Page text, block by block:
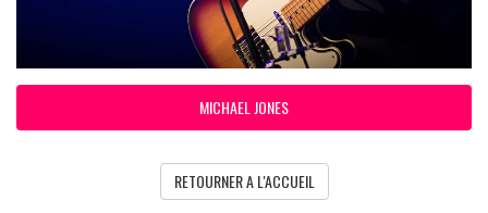
MICHAEL JONES
RETOURNER A L'ACCUEIL